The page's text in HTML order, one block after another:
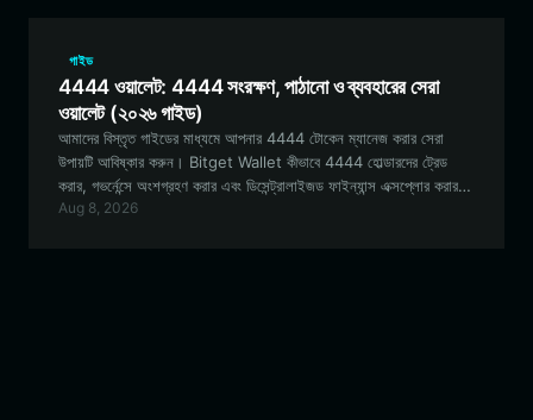
গাইড
4444 ওয়ালেট: 4444 সংরক্ষণ, পাঠানো ও ব্যবহারের সেরা
ওয়ালেট (২০২৬ গাইড)
আমাদের বিস্তৃত গাইডের মাধ্যমে আপনার 4444 টোকেন ম্যানেজ করার সেরা
উপায়টি আবিষ্কার করুন। Bitget Wallet কীভাবে 4444 হোল্ডারদের ট্রেড
করার, গভর্নেন্সে অংশগ্রহণ করার এবং ডিসেন্ট্রালাইজড ফাইন্যান্স এক্সপ্লোর করার
জন্য একটি নিরাপদ, ব্যবহারকারী-বান্ধব এবং ইভিএম-কম্প্যাটিবল পরিবেশ প্রদান
Aug 8, 2026